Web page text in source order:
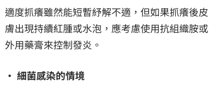
適度抓癢雖然能短暫紓解不適，但如果抓癢後皮
膚出現持續紅腫或水泡，應考慮使用抗組織胺或
外用藥膏來控制發炎。
• 細菌感染的情境